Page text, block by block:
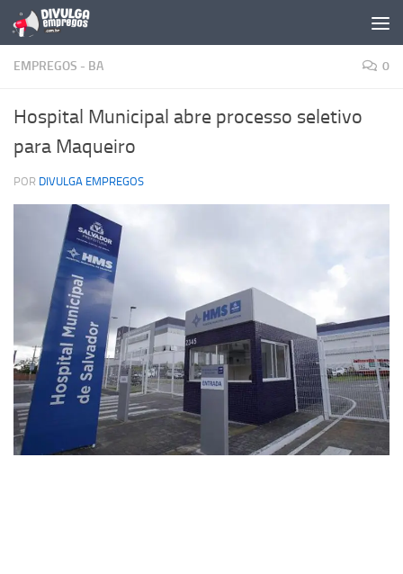
Skip to content
EMPREGOS - BA 0
Hospital Municipal abre processo seletivo
para Maqueiro
POR DIVULGA EMPREGOS